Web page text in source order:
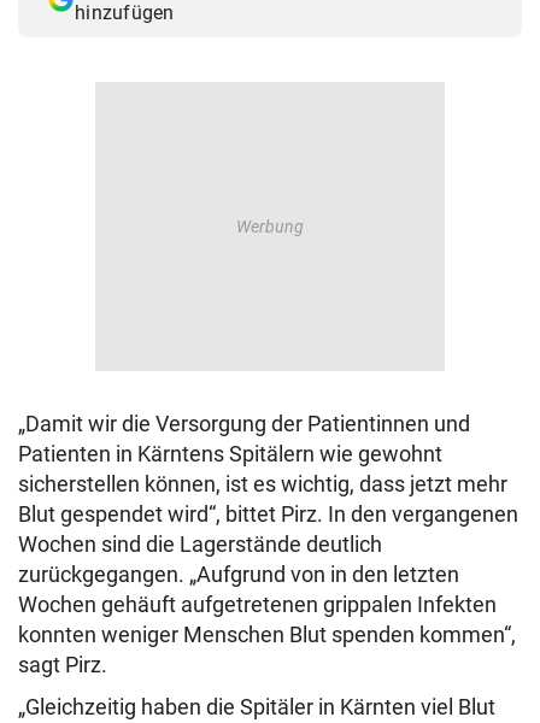
hinzufügen
„Damit wir die Versorgung der Patientinnen und
Patienten in Kärntens Spitälern wie gewohnt
sicherstellen können, ist es wichtig, dass jetzt mehr
Blut gespendet wird“, bittet Pirz. In den vergangenen
Wochen sind die Lagerstände deutlich
zurückgegangen. „Aufgrund von in den letzten
Wochen gehäuft aufgetretenen grippalen Infekten
konnten weniger Menschen Blut spenden kommen“,
sagt Pirz.
„Gleichzeitig haben die Spitäler in Kärnten viel Blut